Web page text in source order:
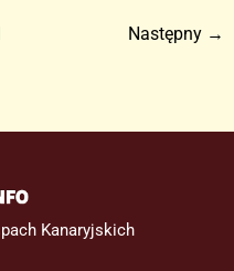
Następny →
Kanaryjskich